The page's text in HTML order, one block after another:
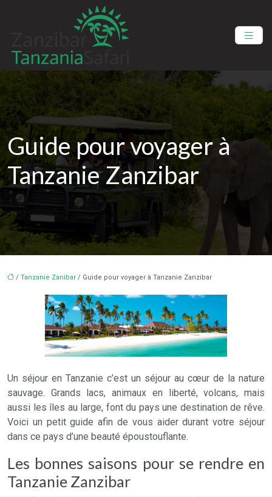
Guide pour voyager à
Tanzanie Zanzibar
/ Tanzanie Zanibar / Guide pour voyager à Tanzanie Zanzibar
Un séjour en Tanzanie c’est un séjour au cœur de la nature
sauvage. Grands lacs, animaux en liberté, volcans, mais
aussi les îles au large, font du pays une destination de rêve.
Voici un petit guide afin de vous aider durant votre séjour
dans ce pays d’une beauté époustouflante.
Les bonnes saisons pour se rendre en
Tanzanie Zanzibar